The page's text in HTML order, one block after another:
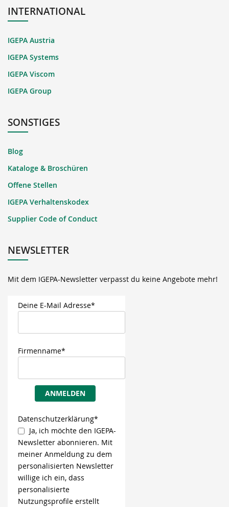
INTERNATIONAL
IGEPA Austria
IGEPA Systems
IGEPA Viscom
IGEPA Group
SONSTIGES
Blog
Kataloge & Broschüren
Offene Stellen
IGEPA Verhaltenskodex
Supplier Code of Conduct
NEWSLETTER
Mit dem IGEPA-Newsletter verpasst du keine Angebote mehr!
Deine E-Mail Adresse*
Firmenname*
ANMELDEN
Datenschutzerklärung*
Ja, ich möchte den IGEPA-
Newsletter abonnieren. Mit
meiner Anmeldung zu dem
personalisierten Newsletter
willige ich ein, dass
personalisierte
Nutzungsprofile erstellt